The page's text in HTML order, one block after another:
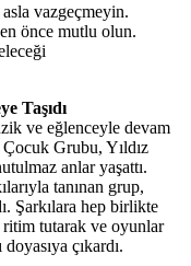
vazgeçmeyin.
önce mutlu olun.
Taşıdı
ve eğlenceyle devam
Grubu, Yıldız
anlar yaşattı.
tanınan grup,
Şarkılara hep birlikte
ritim tutarak ve oyunlar
çıkardı.